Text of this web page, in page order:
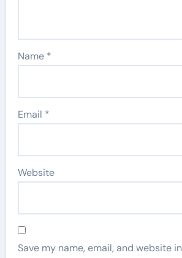
Name *
Email *
Website
Save my name, email, and website